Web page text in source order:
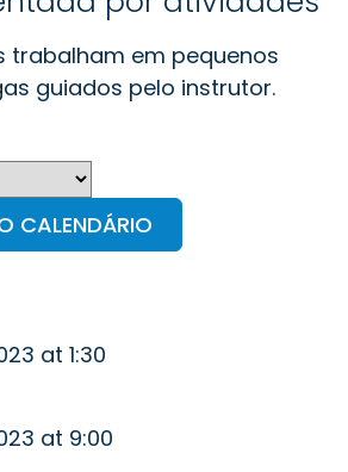
trabalham em pequenos
guiados pelo instrutor.
CALENDÁRIO
at 1:30
at 9:00